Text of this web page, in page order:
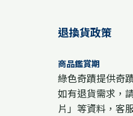
退換貨政策
商品鑑賞期
綠色奇蹟提供奇
如有退貨需求，
片」等資料，客